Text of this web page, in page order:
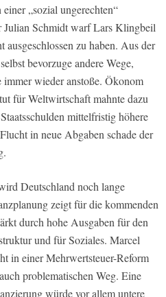
„sozial ungerechten“
Schmidt warf Lars Klingbeil
zu haben. Aus der
bevorzuge andere Wege,
wieder anstoße. Ökonom
für Weltwirtschaft mahnte dazu
mittelfristig höhere
in neue Abgaben schade der
Deutschland noch lange
zeigt für die kommenden
durch hohe Ausgaben für den
und für Soziales. Marcel
in einer Mehrwertsteuer-Reform
problematischen Weg. Eine
würde vor allem untere